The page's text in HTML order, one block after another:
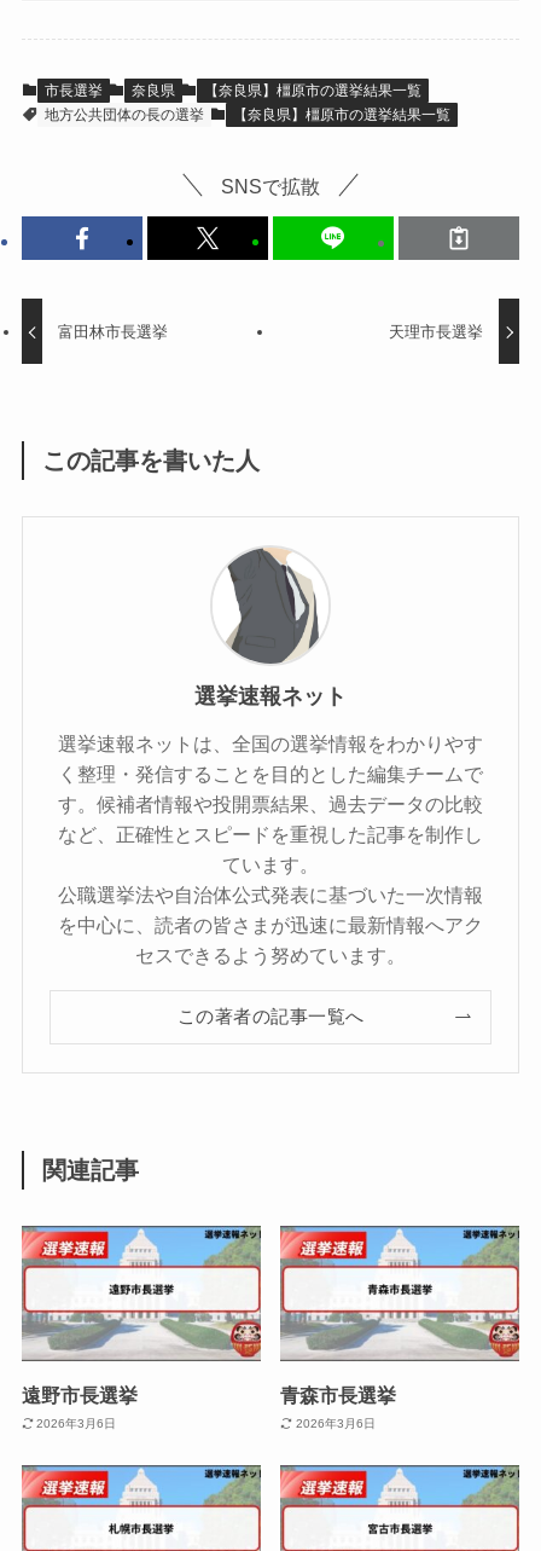
市長選挙 奈良県
【奈良県】橿原市の選挙結果一覧
地方公共団体の長の選挙
【奈良県】橿原市の選挙結果一覧
SNSで拡散
富田林市長選挙 天理市長選挙
この記事を書いた人
選挙速報ネット
選挙速報ネットは、全国の選挙情報をわかりやす
く整理・発信することを目的とした編集チームで
す。候補者情報や投開票結果、過去データの比較
など、正確性とスピードを重視した記事を制作し
ています。
公職選挙法や自治体公式発表に基づいた一次情報
を中心に、読者の皆さまが迅速に最新情報へアク
セスできるよう努めています。
この著者の記事一覧へ
関連記事
遠野市長選挙
2026年3月6日
青森市長選挙
2026年3月6日